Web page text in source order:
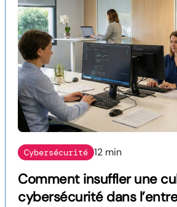
Cybersécurité 12 min
Comment insuffler une
cybersécurité dans